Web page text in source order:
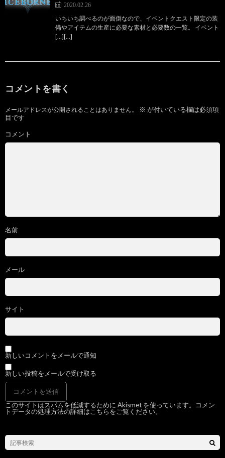
2020.02.26
いちいち調べるのが面倒なので、イベントクエスト限定の装
備やアイテムの生産に必要な素材と必要数の一覧。 イベント
[…][…]
コメントを書く
メールアドレスが公開されることはありません。 ※ が付いている欄は必須項
目です
コメント
名前
メール
サイト
新しいコメントをメールで通知
新しい投稿をメールで受け取る
このサイトはスパムを低減するために Akismet を使っています。
コメン
トデータの処理方法の詳細はこちらをご覧ください。